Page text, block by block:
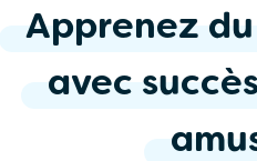
Apprenez du
avec